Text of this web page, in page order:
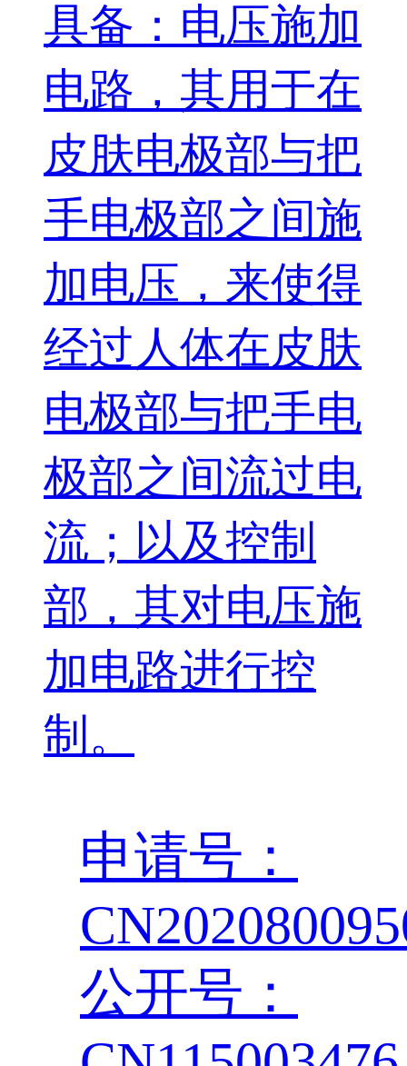
具备：电压施加
电路，其用于在
皮肤电极部与把
手电极部之间施
加电压，来使得
经过人体在皮肤
电极部与把手电
极部之间流过电
流；以及控制
部，其对电压施
加电路进行控
制。
申请号：
公开号：